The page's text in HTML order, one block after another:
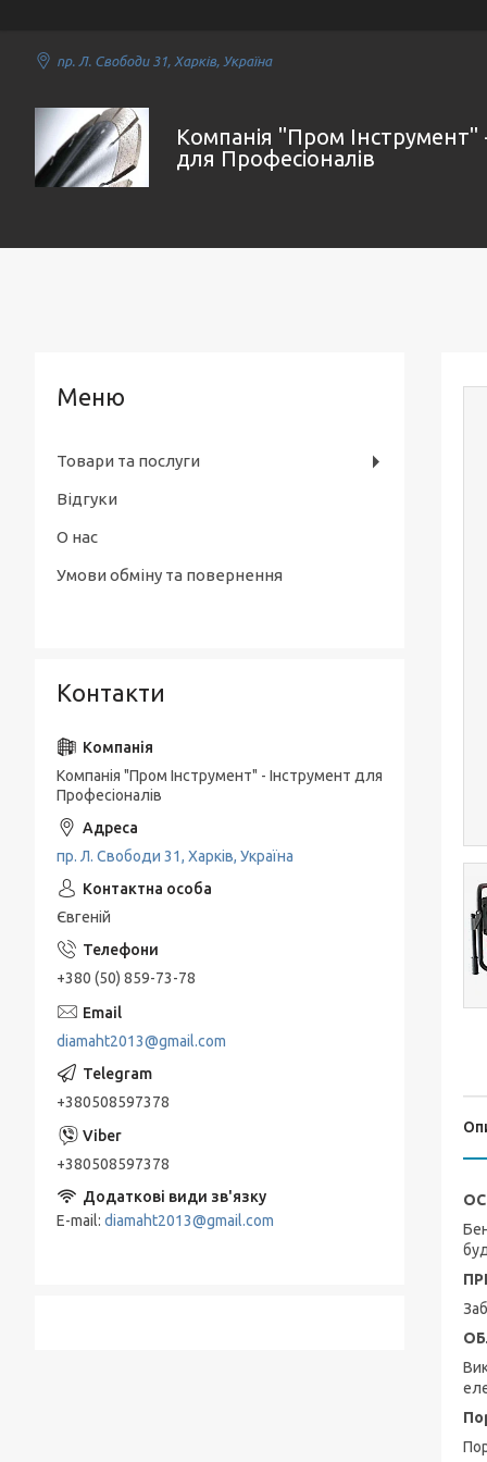
пр. Л. Свободи 31, Харків, Україна
Компанія "Пром Інструмент"
для Професіоналів
Товари та послуги
Відгуки
О нас
Умови обміну та повернення
Контакти
Компанія "Пром Інструмент" - Інструмент для
Професіоналів
пр. Л. Свободи 31, Харків, Україна
Євгеній
+380 (50) 859-73-78
diamaht2013@gmail.com
+380508597378
+380508597378
E-mail diamaht2013@gmail.com